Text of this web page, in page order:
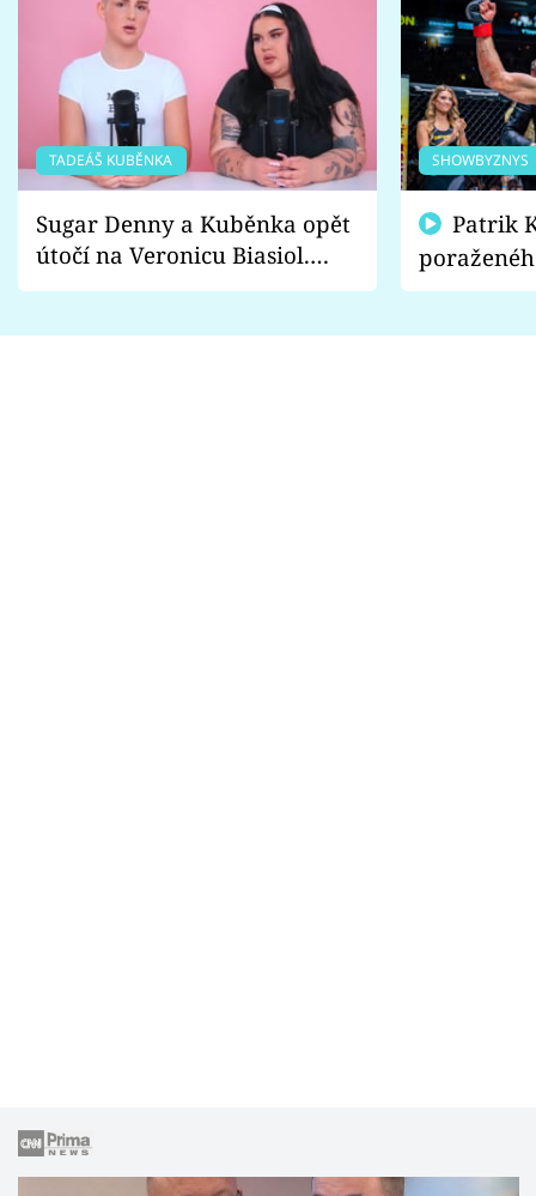
TADEÁŠ KUBĚNKA
Sugar Denny a Kuběnka opět
útočí na Veronicu Biasiol.
Proč je podle nich falešná a
SHOWBYZNYS
fanoušci